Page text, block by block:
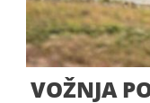
VOŽNJA